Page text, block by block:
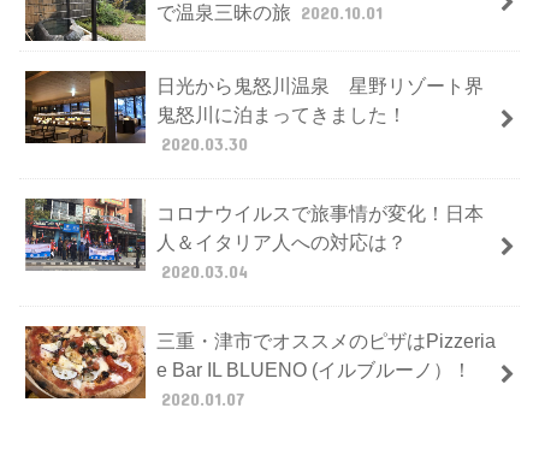
で温泉三昧の旅 2020.10.01
日光から鬼怒川温泉 星野リゾート界
鬼怒川に泊まってきました！
2020.03.30
コロナウイルスで旅事情が変化！日本
人＆イタリア人への対応は？
2020.03.04
三重・津市でオススメのピザはPizzeria
e Bar IL BLUENO (イルブルーノ）！
2020.01.07